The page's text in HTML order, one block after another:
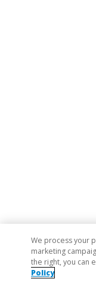
We process your
marketing
the right, you can
Policy